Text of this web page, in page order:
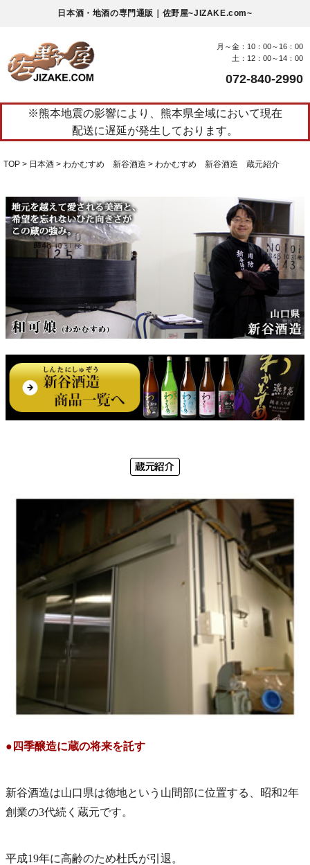
日本酒・地酒の専門通販｜佐野屋~JIZAKE.com~
月～金：10：00～16：00
土：12：00～14：00
072-840-2990
※熊本地震の影響により、熊本県全域において現在
配送に遅延が発生しております。
TOP 日本酒 わかむすめ 新谷酒造 わかむすめ 新谷酒造 蔵元紹介
●四季醸造に蔵の将来を託す
新谷酒造は山口県は徳地という山間部に位置する、昭和2年
創業の3代続く蔵元です。
平成19年に高齢のため杜氏が引退。